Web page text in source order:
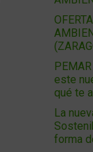
este
qué te
La
forma